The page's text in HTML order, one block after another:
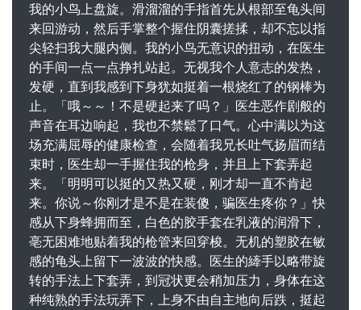
我的小鸟上盘旋。滑溜溜的手指首先从根部至龟头间
来回游动，然后手掌整个握住阴囊搓揉，却不忘以指
尖轻扫我大腿内侧。我的小鸟无意识的扭动，在医生
的手间一点一点挣扎站起。无视我个人意志的发热，
发硬，直到我感到下身犹如挺着一根烧红了的钢棒为
止。「哦～～！不是硬起来了吗？」医生恶作剧般的
声音在耳边响起，我也不禁鬆了口气。心中满以为这
场充满屈辱的健康检查，会随着我兄长吐气扬眉而结
束时，医生却一手握住我的枪身，并且上下套弄起
来。「明明可以挺的又热又硬，刚才却一直不肯起
来。你说～你刚才是不是在装傻，骗医生疼你？」快
感从下身蜂拥而至，白色的胶手套在乳液的润滑下，
亳无困难地贴着我的枪管来回穿梭。无机的塑胶在敏
感的龟头上留下一波波的快感。医生的縴手以略带旋
转的手法上下套弄，到冠状更会稍加压力，身体在这
种纯熟的手法玩弄下，上身不由自主地向后跌，挺起